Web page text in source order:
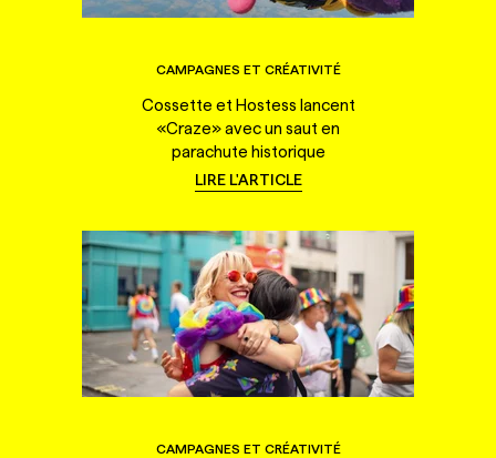
CAMPAGNES ET CRÉATIVITÉ
Cossette et Hostess lancent
«Craze» avec un saut en
parachute historique
LIRE L'ARTICLE
CAMPAGNES ET CRÉATIVITÉ